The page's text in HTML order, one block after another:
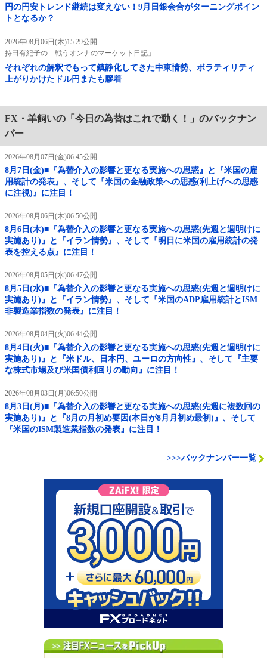
円の円安トレンド継続は変えない！9月日銀会合がターニングポイン
トとなるか？
2026年08月06日(木)15:29公開
持田有紀子の「戦うオンナのマーケット日記」
それぞれの解釈でもって鎮静化してきた中東情勢、ボラティリティ
上がりかけたドル円またも膠着
FX・羊飼いの「今日の為替はこれで動く！」のバックナン
バー
2026年08月07日(金)06:45公開
8月7日(金)■『為替介入の影響と更なる実施への思惑』と『米国の雇
用統計の発表』、そして『米国の金融政策への思惑(利上げへの思惑
に注視)』に注目！
2026年08月06日(木)06:50公開
8月6日(木)■『為替介入の影響と更なる実施への思惑(先週と週明けに
実施あり)』と『イラン情勢』、そして『明日に米国の雇用統計の発
表を控える点』に注目！
2026年08月05日(水)06:47公開
8月5日(水)■『為替介入の影響と更なる実施への思惑(先週と週明けに
実施あり)』と『イラン情勢』、そして『米国のADP雇用統計とISM
非製造業指数の発表』に注目！
2026年08月04日(火)06:44公開
8月4日(火)■『為替介入の影響と更なる実施への思惑(先週と週明けに
実施あり)』と『米ドル、日本円、ユーロの方向性』、そして『主要
な株式市場及び米国債利回りの動向』に注目！
2026年08月03日(月)06:50公開
8月3日(月)■『為替介入の影響と更なる実施への思惑(先週に複数回の
実施あり)』と『8月の月初め要因(本日が8月月初め最初)』、そして
『米国のISM製造業指数の発表』に注目！
>>>バックナンバー一覧